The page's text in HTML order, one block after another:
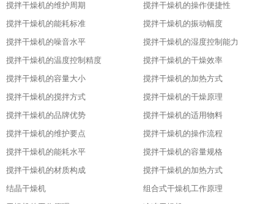
搅拌干燥机的维护周期
搅拌干燥机的操作便捷性
搅拌干燥机的能耗标准
搅拌干燥机的振动幅度
搅拌干燥机的噪音水平
搅拌干燥机的湿度控制能力
搅拌干燥机的温度控制精度
搅拌干燥机的干燥效率
搅拌干燥机的容量大小
搅拌干燥机的加热方式
搅拌干燥机的搅拌方式
搅拌干燥机的干燥原理
搅拌干燥机的品牌优势
搅拌干燥机的适用物料
搅拌干燥机的维护要点
搅拌干燥机的操作流程
搅拌干燥机的能耗水平
搅拌干燥机的容量规格
搅拌干燥机的材质构成
搅拌干燥机的加热方式
结晶干燥机
组合式干燥机工作原理